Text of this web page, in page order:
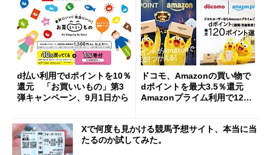
d払い利用でdポイントを10％
還元 「お買いいもの」第3
弾キャンペーン、9月1日から
ドコモ、Amazonの買い物で
dポイントを最大3.5％還元
Amazonプライム利用で120
Xで何度も見かける競馬予想サイト、本当に当
たるのか試してみた。